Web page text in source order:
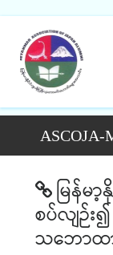
ASCOJA-
မြန်မ
စပ်လျဉ်း၍
သဘောထ